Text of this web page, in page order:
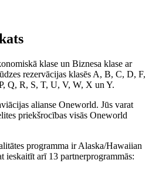
klase un Biznesa klase ar
rezervācijas klasēs A, B, C, D, F,
Q, R, S, T, U, V, W, X un Y.
alianse Oneworld. Jūs varat
priekšrocības visās Oneworld
programma ir Alaska/Hawaiian
ieskaitīt arī 13 partnerprogrammās: